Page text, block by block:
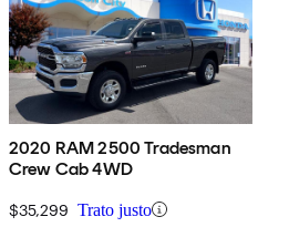
2020 RAM 2500 Tradesman
Crew Cab 4WD
$35,299 Trato justo